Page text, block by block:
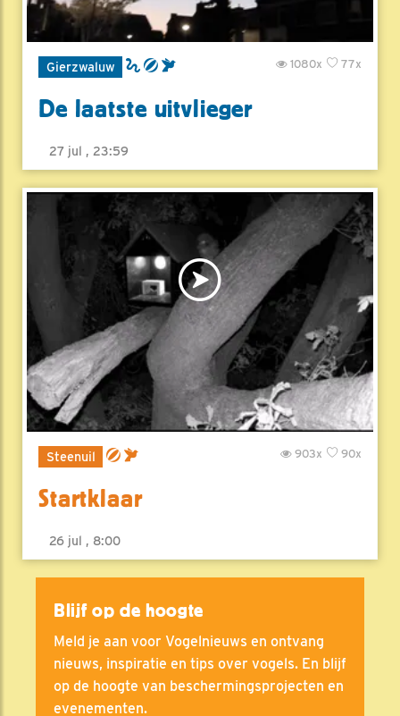
Gierzwaluw 77x
1080x
De laatste uitvlieger
27 jul , 23:59
Steenuil 90x
903x
Startklaar
26 jul , 8:00
Blijf op de hoogte
Meld je aan voor Vogelnieuws en ontvang
nieuws, inspiratie en tips over vogels. En blijf
op de hoogte van beschermingsprojecten en
evenementen.